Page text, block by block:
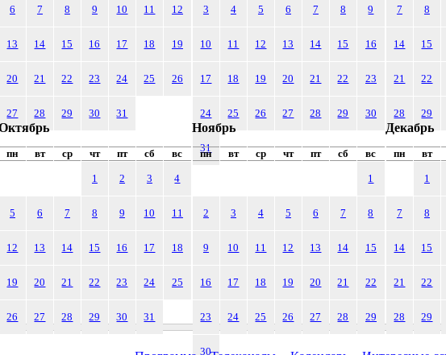
6 7 8 9 10 11 12
13 14 15 16 17 18 19
20 21 22 23 24 25 26
27 28 29 30 31
3 4 5 6 7 8 9
10 11 12 13 14 15 16
17 18 19 20 21 22 23
24 25 26 27 28 29 30
31
7 8
14 15
21 22
28 29
пн вт ср чт пт сб вс
1 2 3 4
5 6 7 8 9 10 11
12 13 14 15 16 17 18
19 20 21 22 23 24 25
26 27 28 29 30 31
Ноябрь
пн вт ср чт пт сб вс
1
2 3 4 5 6 7 8
9 10 11 12 13 14 15
16 17 18 19 20 21 22
23 24 25 26 27 28 29
30
Декабрь
пн вт
1
7 8
14 15
21 22
28 29